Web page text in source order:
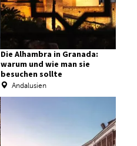
Die Alhambra in Granada:
warum und wie man sie
besuchen sollte
Andalusien